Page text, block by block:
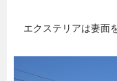
エクステリアは妻面